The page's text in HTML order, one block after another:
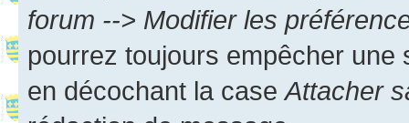
forum --> Modifier les
pourrez toujours empêcher une
en décochant la case Attacher